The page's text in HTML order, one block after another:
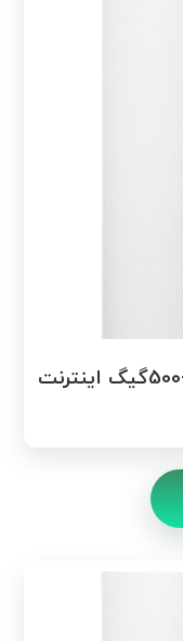
مودم Huawei – L02S آسیاتک+500گیگ اینترنت